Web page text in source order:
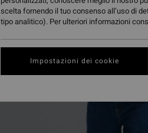
scelta fornendo il tuo consenso all’uso di
tipo analitico). Per ulteriori informazioni
Impostazioni dei cookie